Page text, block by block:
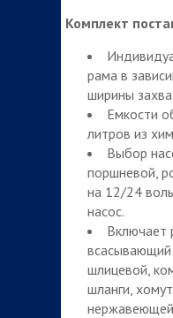
Комплект
рама в
ширины
Емкости
литров из
Выбор
поршневой,
на 12/24
насос.
Включает
всасывающий
шлицевой,
шланги,
нержавеющей